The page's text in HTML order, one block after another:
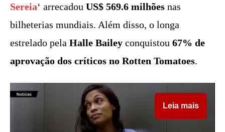
Sereia‘ arrecadou US$ 569.6 milhões nas
bilheterias mundiais. Além disso, o longa
estrelado pela Halle Bailey conquistou 67% de
aprovação dos críticos no Rotten Tomatoes.
Leia mais